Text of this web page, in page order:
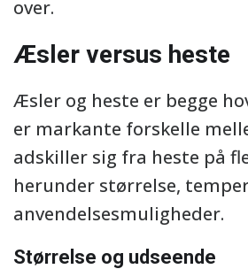
over.
Æsler versus heste
Æsler og heste er begge
er markante forskelle
adskiller sig fra heste på
herunder størrelse,
anvendelsesmuligheder.
Størrelse og udseende